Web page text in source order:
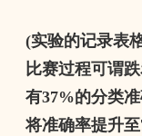
(实验的记录表
比赛过程可谓
有37%的分类
将准确率提升至